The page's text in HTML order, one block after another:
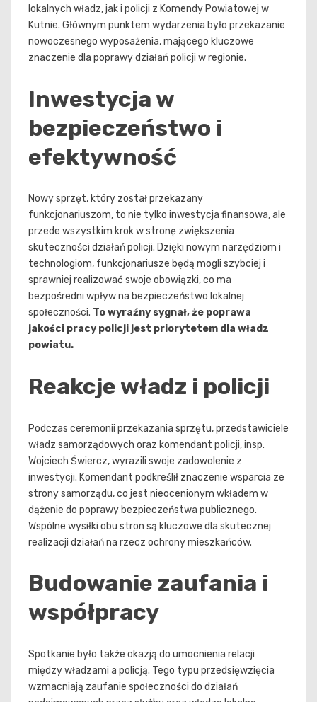
lokalnych władz, jak i policji z Komendy Powiatowej w
Kutnie. Głównym punktem wydarzenia było przekazanie
nowoczesnego wyposażenia, mającego kluczowe
znaczenie dla poprawy działań policji w regionie.
Inwestycja w
bezpieczeństwo i
efektywność
Nowy sprzęt, który został przekazany
funkcjonariuszom, to nie tylko inwestycja finansowa, ale
przede wszystkim krok w stronę zwiększenia
skuteczności działań policji. Dzięki nowym narzędziom i
technologiom, funkcjonariusze będą mogli szybciej i
sprawniej realizować swoje obowiązki, co ma
bezpośredni wpływ na bezpieczeństwo lokalnej
społeczności. To wyraźny sygnał, że poprawa
jakości pracy policji jest priorytetem dla władz
powiatu.
Reakcje władz i policji
Podczas ceremonii przekazania sprzętu, przedstawiciele
władz samorządowych oraz komendant policji, insp.
Wojciech Świercz, wyrazili swoje zadowolenie z
inwestycji. Komendant podkreślił znaczenie wsparcia ze
strony samorządu, co jest nieocenionym wkładem w
dążenie do poprawy bezpieczeństwa publicznego.
Wspólne wysiłki obu stron są kluczowe dla skutecznej
realizacji działań na rzecz ochrony mieszkańców.
Budowanie zaufania i
współpracy
Spotkanie było także okazją do umocnienia relacji
między władzami a policją. Tego typu przedsięwzięcia
wzmacniają zaufanie społeczności do działań